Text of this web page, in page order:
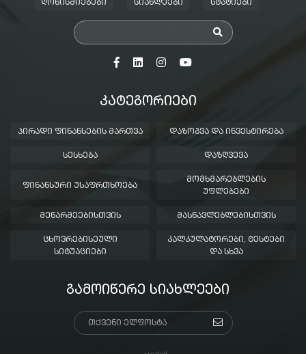
ᲦᲝᲜᲘᲡᲫᲘᲔᲑᲔᲑᲘ ᲡᲘᲐᲮᲚᲔᲔᲑᲘ ᲡᲢᲐᲢᲘᲔᲑᲘ
ᲙᲐᲢᲔᲒᲝᲠᲘᲔᲑᲘ
ᲞᲘᲠᲐᲓᲘ ᲤᲘᲜᲐᲜᲡᲔᲑᲘᲡ ᲛᲐᲠᲗᲕᲐ ᲓᲐᲖᲝᲒᲕᲐ ᲓᲐ ᲘᲜᲕᲔᲡᲢᲘᲠᲔᲑᲐ
ᲡᲔᲡᲮᲔᲑᲐ ᲓᲐᲖᲦᲕᲔᲕᲐ
ᲤᲘᲜᲐᲜᲡᲣᲠᲘ ᲣᲡᲐᲤᲠᲗᲮᲝᲔᲑᲐ
ᲛᲝᲛᲮᲛᲐᲠᲔᲑᲚᲔᲑᲘᲡ
ᲣᲤᲚᲔᲑᲔᲑᲘ
ᲛᲔᲬᲐᲠᲛᲔᲔᲑᲘᲡᲗᲕᲘᲡ ᲛᲐᲡᲬᲐᲕᲚᲔᲑᲚᲔᲑᲘᲡᲗᲕᲘᲡ
ᲪᲮᲝᲕᲠᲔᲑᲘᲡᲔᲣᲚᲘ
ᲡᲘᲢᲣᲐᲪᲘᲔᲑᲘ
ᲙᲐᲚᲙᲣᲚᲐᲢᲝᲠᲔᲑᲘ, ᲢᲔᲡᲢᲔᲑᲘ
ᲓᲐ ᲡᲮᲕᲐ
ᲒᲐᲛᲝᲘᲬᲔᲠᲔ ᲡᲘᲐᲮᲚᲔᲔᲑᲘ